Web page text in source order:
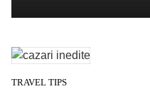
TRAVEL TIPS